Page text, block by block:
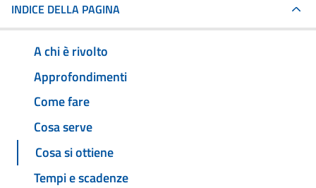
INDICE DELLA PAGINA
A chi è rivolto
Approfondimenti
Come fare
Cosa serve
Cosa si ottiene
Tempi e scadenze